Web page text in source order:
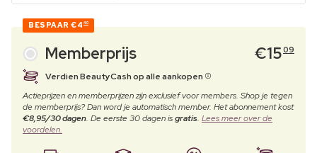
BESPAAR €4 40
Memberprijs €1509
Verdien BeautyCash op alle aankopen
Actieprijzen en memberprijzen zijn exclusief voor members. Shop je tegen
de memberprijs? Dan word je automatisch member. Het abonnement kost
€8,95/30 dagen. De eerste 30 dagen isgratis. Lees meer over de
voordelen.